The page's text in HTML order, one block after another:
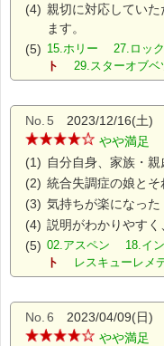
(4) 親切に対応してい
ます。
(5) 15.ホリー 27.ロッ
ト
29.スターオブ
No. 5 2023/12/16(土)
やや満足
(1) 自分自身、家族・親
(2) 統合失調症の娘と
(3) 気持ちが楽になった
(4) 説明がわかりやす
(5) 02.アスペン 18.イ
ト
レスキューレメ
No. 6 2023/04/09(日)
やや満足